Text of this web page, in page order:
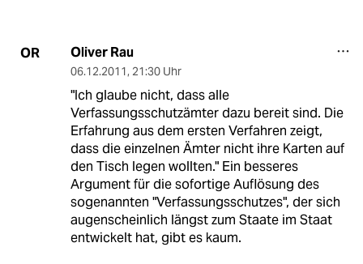
OR Oliver Rau
06.12.2011, 21:30 Uhr
"Ich glaube nicht, dass alle
Verfassungsschutzämter dazu bereit sind. Die
Erfahrung aus dem ersten Verfahren zeigt,
dass die einzelnen Ämter nicht ihre Karten auf
den Tisch legen wollten." Ein besseres
Argument für die sofortige Auflösung des
sogenannten "Verfassungsschutzes", der sich
augenscheinlich längst zum Staate im Staat
entwickelt hat, gibt es kaum.